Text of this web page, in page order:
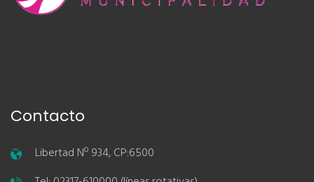
Contacto
Libertad Nº 934, CP:6500